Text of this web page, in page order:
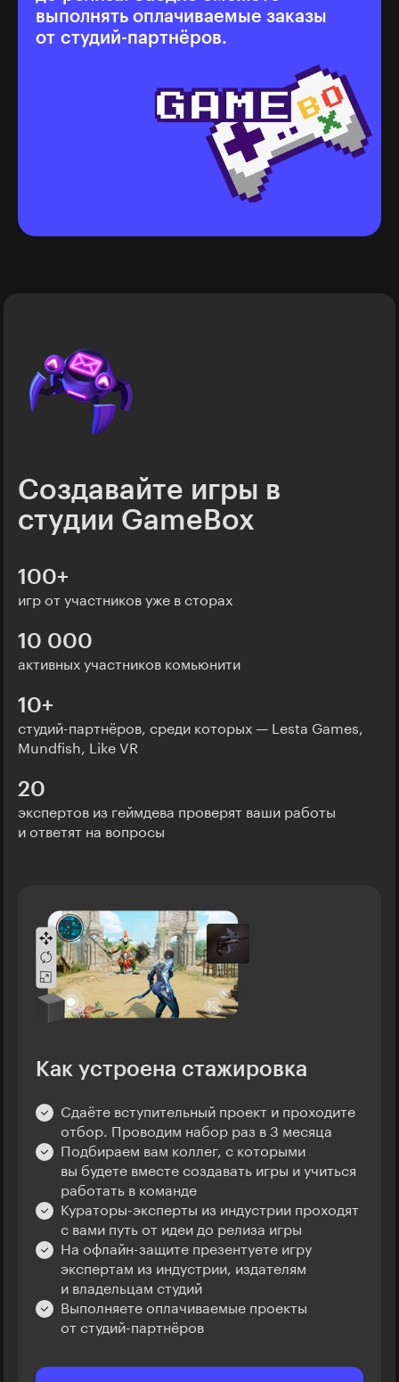
выполнять оплачиваемые заказы
от студий-партнёров.
Создавайте игры в
студии GameBox
100+
игр от участников уже в сторах
10 000
активных участников комьюнити
10+
студий-партнёров, среди которых — Lesta Games,
Mundfish, Like VR
20
экспертов из геймдева проверят ваши работы
и ответят на вопросы
Как устроена стажировка
Сдаёте вступительный проект и проходите
отбор. Проводим набор раз в 3 месяца
Подбираем вам коллег, с которыми
вы будете вместе создавать игры и учиться
работать в команде
Кураторы-эксперты из индустрии проходят
с вами путь от идеи до релиза игры
На офлайн-защите презентуете игру
экспертам из индустрии, издателям
и владельцам студий
Выполняете оплачиваемые проекты
от студий-партнёров